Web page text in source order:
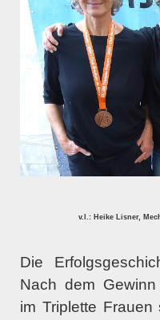
v.l.: Heike Lisner,
Die
Nach dem
im Triplette